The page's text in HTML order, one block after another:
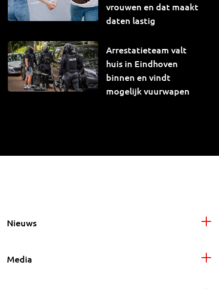
vrouwen en dat maakt
daten lastig
Arrestatieteam valt
huis in Eindhoven
binnen en vindt
mogelijk vuurwapen
Nieuws
Media